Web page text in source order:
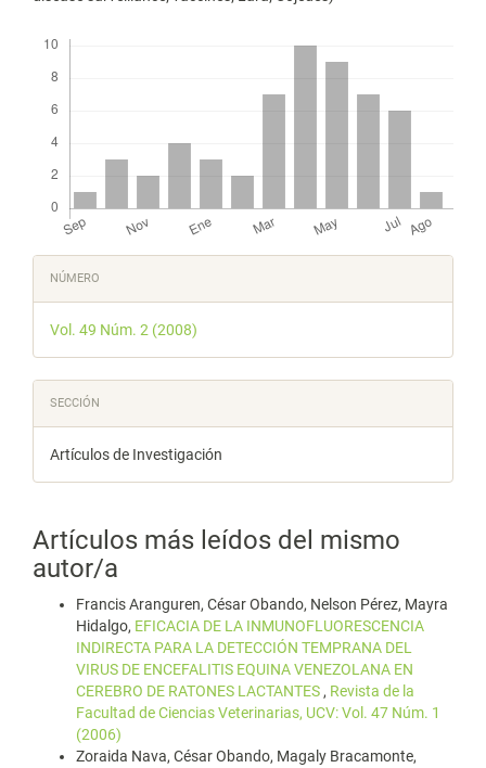
Detalles
del
artículo
NÚMERO
Vol. 49 Núm. 2 (2008)
SECCIÓN
Artículos de Investigación
Artículos más leídos del mismo
autor/a
Francis Aranguren, César Obando, Nelson Pérez, Mayra
Hidalgo, EFICACIA DE LA INMUNOFLUORESCENCIA
INDIRECTA PARA LA DETECCIÓN TEMPRANA DEL
VIRUS DE ENCEFALITIS EQUINA VENEZOLANA EN
CEREBRO DE RATONES LACTANTES, Revista de la
Facultad de Ciencias Veterinarias, UCV: Vol. 47 Núm. 1
(2006)
Zoraida Nava, César Obando, Magaly Bracamonte,